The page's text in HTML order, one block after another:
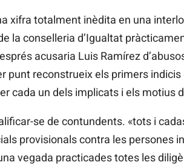
xifra totalment inèdita en una
la conselleria d’Igualtat
acusaria Luis Ramírez
punt reconstrueix els primers
cada un dels implicats i els motius
se de contundents. «tots i
provisionals contra les persones
vegada practicades totes les